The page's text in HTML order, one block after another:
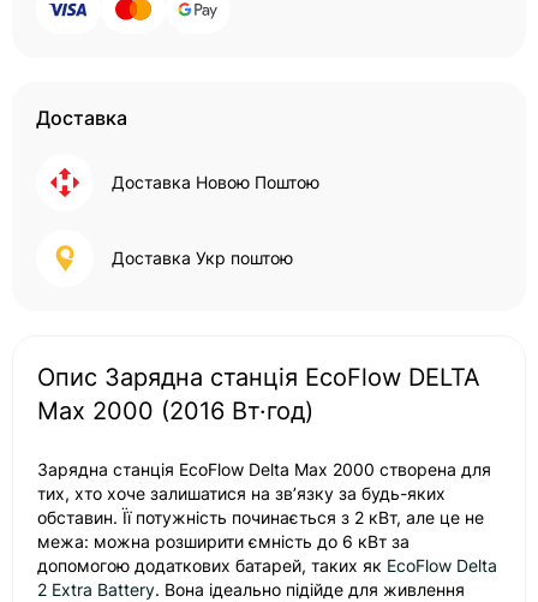
Доставка
Доставка Новою Поштою
Доставка Укр поштою
Опис Зарядна станція EcoFlow DELTA
Max 2000 (2016 Вт·год)
Зарядна станція EcoFlow Delta Max 2000 створена для
тих, хто хоче залишатися на зв’язку за будь-яких
обставин. Її потужність починається з 2 кВт, але це не
межа: можна розширити ємність до 6 кВт за
допомогою додаткових батарей, таких як EcoFlow Delta
2 Extra Battery. Вона ідеально підійде для живлення